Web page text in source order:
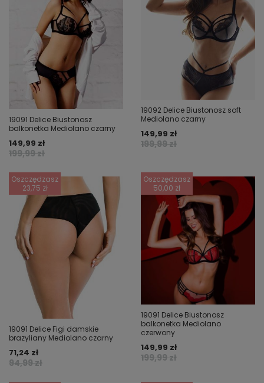
19091 Delice Biustonosz
balkonetka Mediolano czarny
199,99 zł
149,99 zł
19092 Delice Biustonosz soft
Mediolano czarny
199,99 zł
149,99 zł
Oszczędzasz
23,75 zł
19091 Delice Figi damskie
brazyliany Mediolano czarny
94,99 zł
71,24 zł
Oszczędzasz
50,00 zł
19091 Delice Biustonosz
balkonetka Mediolano
czerwony
199,99 zł
149,99 zł